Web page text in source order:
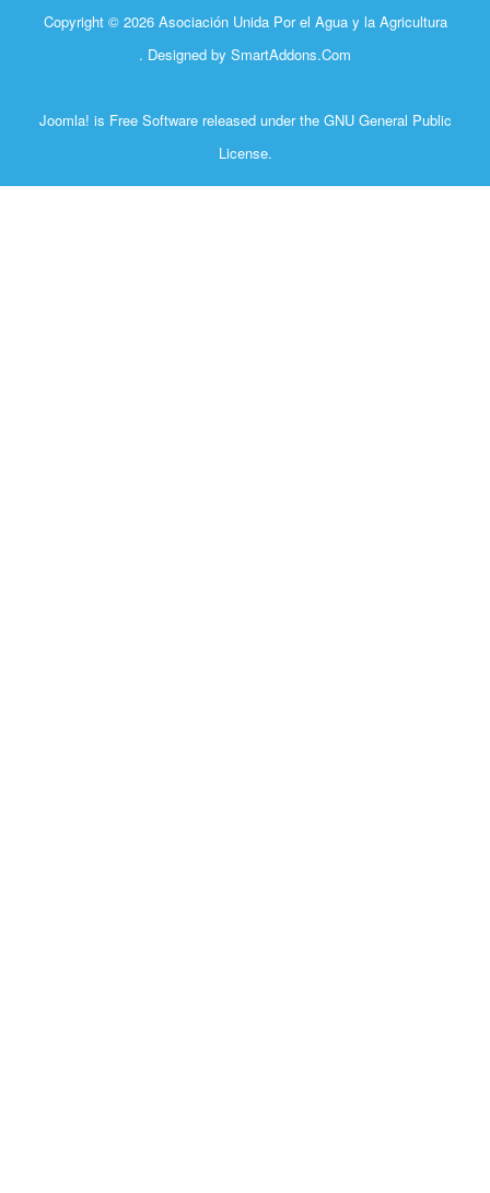
Copyright © 2026 Asociación Unida Por el Agua y la Agricultura
. Designed by SmartAddons.Com
Joomla! is Free Software released under the GNU General Public
License.